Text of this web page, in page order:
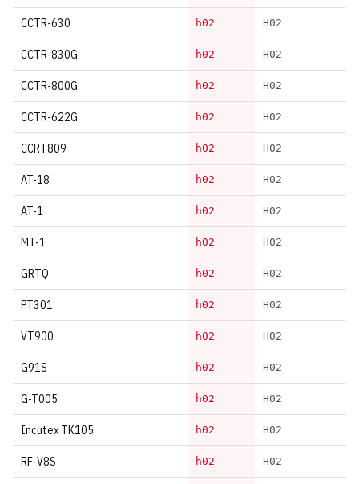
CCTR-630 h02 H02
CCTR-830G h02 H02
CCTR-800G h02 H02
CCTR-622G h02 H02
CCRT809 h02 H02
AT-18 h02 H02
AT-1 h02 H02
MT-1 h02 H02
GRTQ h02 H02
PT301 h02 H02
VT900 h02 H02
G91S h02 H02
G-T005 h02 H02
Incutex TK105 h02 H02
RF-V8S h02 H02